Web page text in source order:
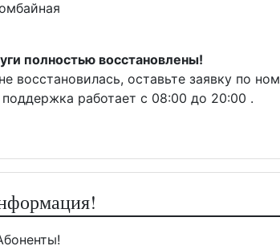
полностью восстановлены!
восстановилась, оставьте заявку по
поддержка работает с 08:00 до 20:00 .